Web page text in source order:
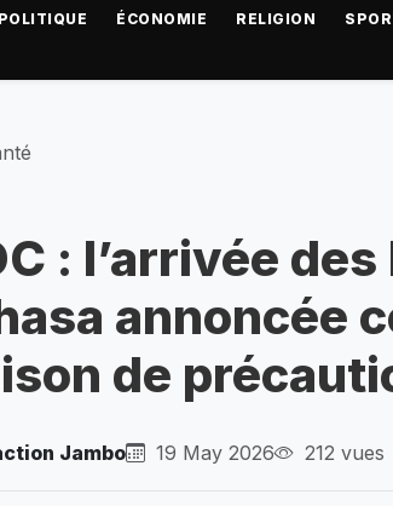
POLITIQUE ÉCONOMIE RELIGION
: l’arrivée
annoncée
de
Jambo 19 May 2026 212 vues